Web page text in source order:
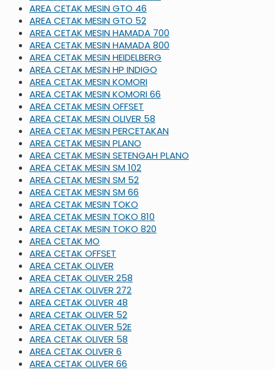
AREA CETAK MESIN GTO 46
AREA CETAK MESIN GTO 52
AREA CETAK MESIN HAMADA 700
AREA CETAK MESIN HAMADA 800
AREA CETAK MESIN HEIDELBERG
AREA CETAK MESIN HP INDIGO
AREA CETAK MESIN KOMORI
AREA CETAK MESIN KOMORI 66
AREA CETAK MESIN OFFSET
AREA CETAK MESIN OLIVER 58
AREA CETAK MESIN PERCETAKAN
AREA CETAK MESIN PLANO
AREA CETAK MESIN SETENGAH PLANO
AREA CETAK MESIN SM 102
AREA CETAK MESIN SM 52
AREA CETAK MESIN SM 66
AREA CETAK MESIN TOKO
AREA CETAK MESIN TOKO 810
AREA CETAK MESIN TOKO 820
AREA CETAK MO
AREA CETAK OFFSET
AREA CETAK OLIVER
AREA CETAK OLIVER 258
AREA CETAK OLIVER 272
AREA CETAK OLIVER 48
AREA CETAK OLIVER 52
AREA CETAK OLIVER 52E
AREA CETAK OLIVER 58
AREA CETAK OLIVER 6
AREA CETAK OLIVER 66